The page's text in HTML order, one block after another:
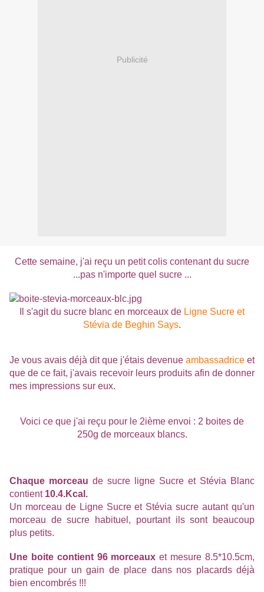
Publicité
Cette semaine, j'ai reçu un petit colis contenant du sucre
...pas n'importe quel sucre ...
Il s'agit du sucre blanc en morceaux de Ligne Sucre et
Stévia de Beghin Says.
Je vous avais déjà dit que j'étais devenue ambassadrice et
que de ce fait, j'avais recevoir leurs produits afin de donner
mes impressions sur eux.
Voici ce que j'ai reçu pour le 2ième envoi : 2 boites de
250g de morceaux blancs.
Chaque morceau de sucre ligne Sucre et Stévia Blanc
contient 10.4.Kcal.
Un morceau de Ligne Sucre et Stévia sucre autant qu'un
morceau de sucre habituel, pourtant ils sont beaucoup
plus petits.
Une boite contient 96 morceaux et mesure 8.5*10.5cm,
pratique pour un gain de place dans nos placards déjà
bien encombrés !!!